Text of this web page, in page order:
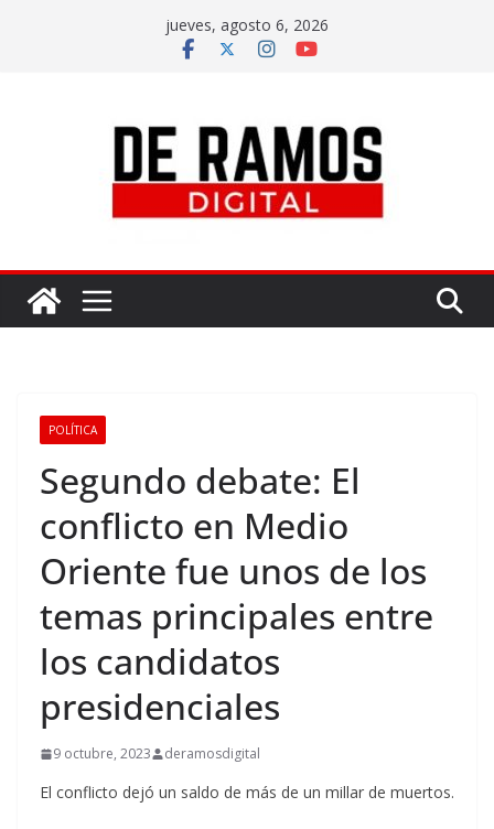
jueves, agosto 6, 2026
POLÍTICA
Segundo debate: El
conflicto en Medio
Oriente fue unos de los
temas principales entre
los candidatos
presidenciales
9 octubre, 2023 deramosdigital
El conflicto dejó un saldo de más de un millar de muertos.